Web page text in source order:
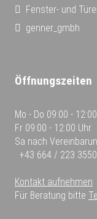
Fenster- und
genner_gmbh
Öffnungszeiten
Mo - Do 09:00 -
Fr 09:00 - 12:00 Uhr
Sa nach
+43 664 / 223 3550
Kontakt aufnehmen
Für Beratung bitte